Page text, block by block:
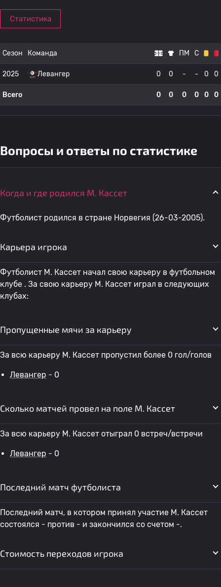
Статистика
Сезон Команда ПМ С
2025 Левангер 0 0 - - 0 0
Всего 0 0 0 0 0 0
Вопросы и ответы по статистике
Когда и где родился М. Кассет
Футболист родился в стране Норвегия (26-03-2005).
Карьера игрока
Футболист М. Кассет начал свою карьеру в футбольном
клубе . За свою карьеру М. Кассет играл в следующих
клубах:
Пропущенные мячи за карьеру
За всю карьеру М. Кассет пропустил более 0 гол/голов
Левангер - 0
Сколько матчей провел на поле М. Кассет
За всю карьеру М. Кассет отыграл 0 встреч/встречи
Левангер - 0
Последний матч футболиста
Последний матч, в котором принял участие М. Кассет
состоялся - против - и закончился со счетом -.
Стоимость переходов игрока